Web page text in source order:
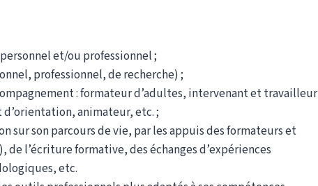
et/ou professionnel ;
professionnel, de recherche) ;
: formateur d’adultes, intervenant et travailleur
animateur, etc. ;
sur son parcours de vie, par les appuis des formateurs et
de l’écriture formative, des échanges d’expériences
etc.